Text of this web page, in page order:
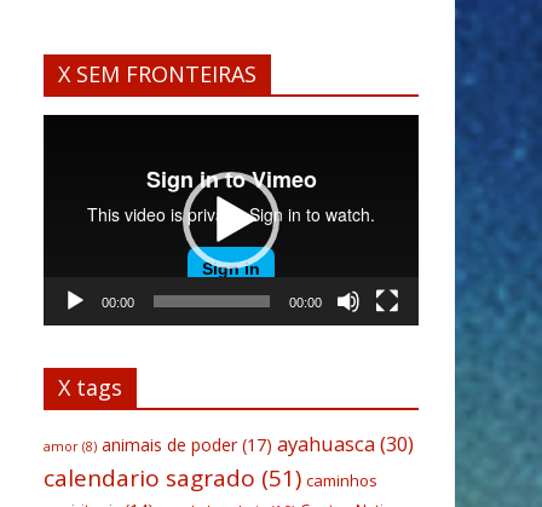
X SEM FRONTEIRAS
00:00 00:00
X tags
amor (8) animais de poder(17) ayahuasca(30)
calendario sagrado (51) caminhos